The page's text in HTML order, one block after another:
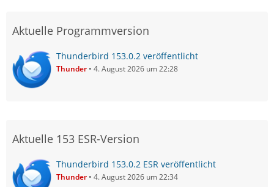
Aktuelle Programmversion
Thunderbird 153.0.2 veröffentlicht
Thunder 4. August 2026 um 22:28
Aktuelle 153 ESR-Version
Thunderbird 153.0.2 ESR veröffentlicht
Thunder 4. August 2026 um 22:34